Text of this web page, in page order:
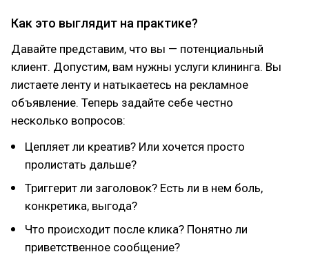
Как это выглядит на практике?
Давайте представим, что вы — потенциальный
клиент. Допустим, вам нужны услуги клининга. Вы
листаете ленту и натыкаетесь на рекламное
объявление. Теперь задайте себе честно
несколько вопросов:
Цепляет ли креатив? Или хочется просто
пролистать дальше?
Триггерит ли заголовок? Есть ли в нем боль,
конкретика, выгода?
Что происходит после клика? Понятно ли
приветственное сообщение?